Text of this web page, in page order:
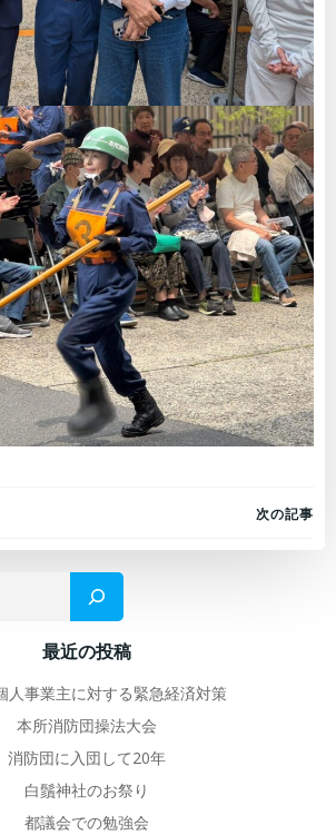
navigation
次の記事
最近の投稿
人事業主に対する緊急経済対策
本所消防団操法大会
消防団に入団して20年
白鬚神社のお祭り
都議会での勉強会